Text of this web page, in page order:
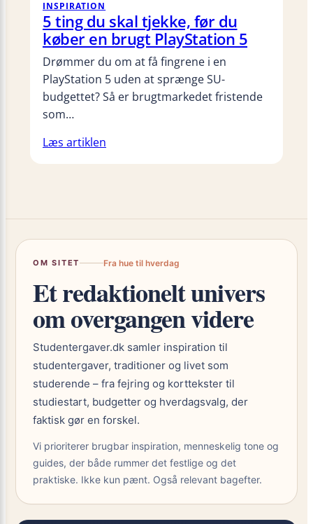
INSPIRATION
5 ting du skal tjekke, før du
køber en brugt PlayStation 5
Drømmer du om at få fingrene i en
PlayStation 5 uden at sprænge SU-
budgettet? Så er brugtmarkedet fristende
som…
Læs artiklen
OM SITET Fra hue til hverdag
Et redaktionelt univers
om overgangen videre
Studentergaver.dk samler inspiration til
studentergaver, traditioner og livet som
studerende – fra fejring og korttekster til
studiestart, budgetter og hverdagsvalg, der
faktisk gør en forskel.
Vi prioriterer brugbar inspiration, menneskelig tone og
guides, der både rummer det festlige og det
praktiske. Ikke kun pænt. Også relevant bagefter.